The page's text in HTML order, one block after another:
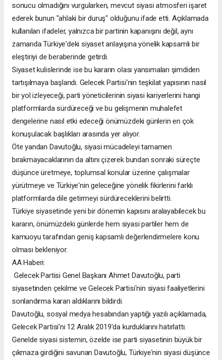
sonucu olmadığını vurgularken, mevcut siyasi atmosferi işaret
ederek bunun "ahlaki bir duruş" olduğunu ifade etti. Açıklamada
kullanılan ifadeler, yalnızca bir partinin kapanışını değil, aynı
zamanda Türkiye'deki siyaset anlayışına yönelik kapsamlı bir
eleştiriyi de beraberinde getirdi.
Siyaset kulislerinde ise bu kararın olası yansımaları şimdiden
tartışılmaya başlandı. Gelecek Partisi'nin teşkilat yapısının nasıl
bir yol izleyeceği, parti yöneticilerinin siyasi kariyerlerini hangi
platformlarda sürdüreceği ve bu gelişmenin muhalefet
dengelerine nasıl etki edeceği önümüzdeki günlerin en çok
konuşulacak başlıkları arasında yer alıyor.
Öte yandan Davutoğlu, siyasi mücadeleyi tamamen
bırakmayacaklarının da altını çizerek bundan sonraki süreçte
düşünce üretmeye, toplumsal konular üzerine çalışmalar
yürütmeye ve Türkiye'nin geleceğine yönelik fikirlerini farklı
platformlarda dile getirmeyi sürdüreceklerini belirtti.
Türkiye siyasetinde yeni bir dönemin kapısını aralayabilecek bu
kararın, önümüzdeki günlerde hem siyasi partiler hem de
kamuoyu tarafından geniş kapsamlı değerlendirmelere konu
olması bekleniyor.
AA Haberi:
Gelecek Partisi Genel Başkanı Ahmet Davutoğlu, parti
siyasetinden çekilme ve Gelecek Partisi'nin siyasi faaliyetlerini
sonlandırma kararı aldıklarını bildirdi.
Davutoğlu, sosyal medya hesabından yaptığı yazılı açıklamada,
Gelecek Partisi'ni 12 Aralık 2019'da kurduklarını hatırlattı.
Genelde siyasi sistemin, özelde ise parti siyasetinin büyük bir
çıkmaza girdiğini savunan Davutoğlu, Türkiye'nin siyasi düşünce